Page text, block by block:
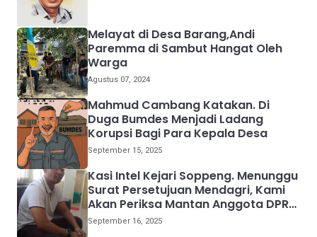
Melayat di Desa Barang,Andi
Paremma di Sambut Hangat Oleh
Warga
Agustus 07, 2024
Mahmud Cambang Katakan. Di
Duga Bumdes Menjadi Ladang
Korupsi Bagi Para Kepala Desa
September 15, 2025
Kasi Intel Kejari Soppeng. Menunggu
Surat Persetujuan Mendagri, Kami
Akan Periksa Mantan Anggota DPRD
Provinsi Sulsel
September 16, 2025